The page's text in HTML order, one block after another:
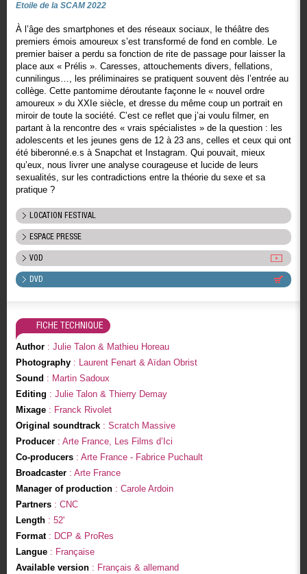
Etoile de la SCAM 2022
À l’âge des smartphones et des réseaux sociaux, le théâtre des
premiers émois amoureux s’est transformé de fond en comble. Le
premier baiser a perdu sa fonction de rite de passage pour laisser la
place aux « Prélis ». Caresses, attouchements divers, fellations,
cunnilingus…, les préliminaires se pratiquent souvent dès l’entrée au
collège. Cette pantomime déroutante façonne le « nouvel ordre
amoureux » du XXIe siècle, et dresse du même coup un portrait en
miroir de toute la société. C’est ce reflet que j’ai voulu filmer, en
partant à la rencontre des « vrais spécialistes » de la question : les
adolescents et les jeunes gens de 12 à 23 ans, celles et ceux qui ont
été biberonné.e.s à Snapchat et Instagram. Qui pouvait, mieux
qu’eux, nous livrer une analyse courageuse et lucide de leurs
sexualités, sur les contradictions entre la théorie du sexe et sa
pratique ?
LOCATION FESTIVAL
ESPACE PRESSE
VOD
DVD
FICHE TECHNIQUE
Author: Julie Talon & Mathieu Horeau
Photography: Laurent Fenart & Aïdan Obrist
Sound : Martin Sadoux
Editing : Julie Talon & Thierry Demay
Mixage: Franck Rivolet
Original soundtrack: Scratch Massive
Producer: Arte France, Les Films d’Ici
Co-producers: Arte France - Fabrice Puchault
Broadcaster: Arte France
Manager of production: Carole Ardoin
Partners: CNC
Length: 52'
Format: DCP & ProRes
Langue: Française
Available version: Français & allemand